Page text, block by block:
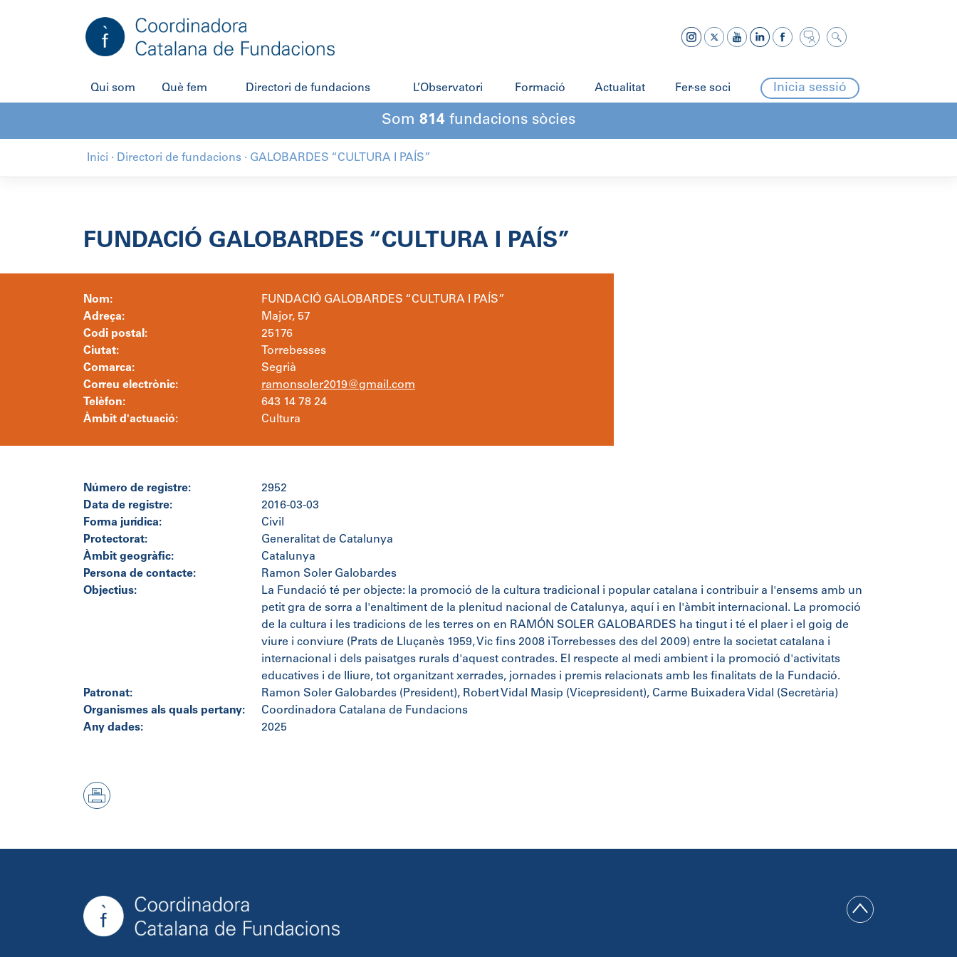
Qui som Què fem Directori de fundacions L’Observatori Formació Actualitat Fer-se soci Inicia sessió
Som 814 fundacions sòcies
Inici · Directori de fundacions · GALOBARDES “CULTURA I PAÍS”
FUNDACIÓ GALOBARDES “CULTURA I PAÍS”
Nom:
FUNDACIÓ GALOBARDES “CULTURA I PAÍS”
Adreça:
Major, 57
Codi postal:
25176
Ciutat:
Torrebesses
Comarca:
Segrià
Correu electrònic:
ramonsoler2019@gmail.com
Telèfon:
643 14 78 24
Àmbit d'actuació:
Cultura
Número de registre:
2952
Data de registre:
2016-03-03
Forma jurídica:
Civil
Protectorat:
Generalitat de Catalunya
Àmbit geogràfic:
Catalunya
Persona de contacte:
Ramon Soler Galobardes
Objectius:
La Fundació té per objecte: la promoció de la cultura tradicional i popular catalana i contribuir a l'ensems amb un
petit gra de sorra a l'enaltiment de la plenitud nacional de Catalunya, aquí i en l'àmbit internacional. La promoció
de la cultura i les tradicions de les terres on en RAMÓN SOLER GALOBARDES ha tingut i té el plaer i el goig de
viure i conviure (Prats de Lluçanès 1959, Vic fins 2008 i Torrebesses des del 2009) entre la societat catalana i
internacional i dels paisatges rurals d'aquest contrades. El respecte al medi ambient i la promoció d'activitats
educatives i de lliure, tot organitzant xerrades, jornades i premis relacionats amb les finalitats de la Fundació.
Patronat:
Ramon Soler Galobardes (President), Robert Vidal Masip (Vicepresident), Carme Buixadera Vidal (Secretària)
Organismes als quals pertany:
Coordinadora Catalana de Fundacions
Any dades:
2025